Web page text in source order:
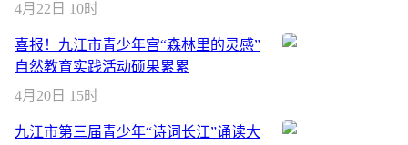
4月22日 10时
喜报！九江市青少年宫“森林里的灵感”
自然教育实践活动硕果累累
4月20日 15时
九江市第三届青少年“诗词长江”诵读大